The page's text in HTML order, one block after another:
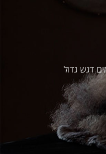
דגש גדול